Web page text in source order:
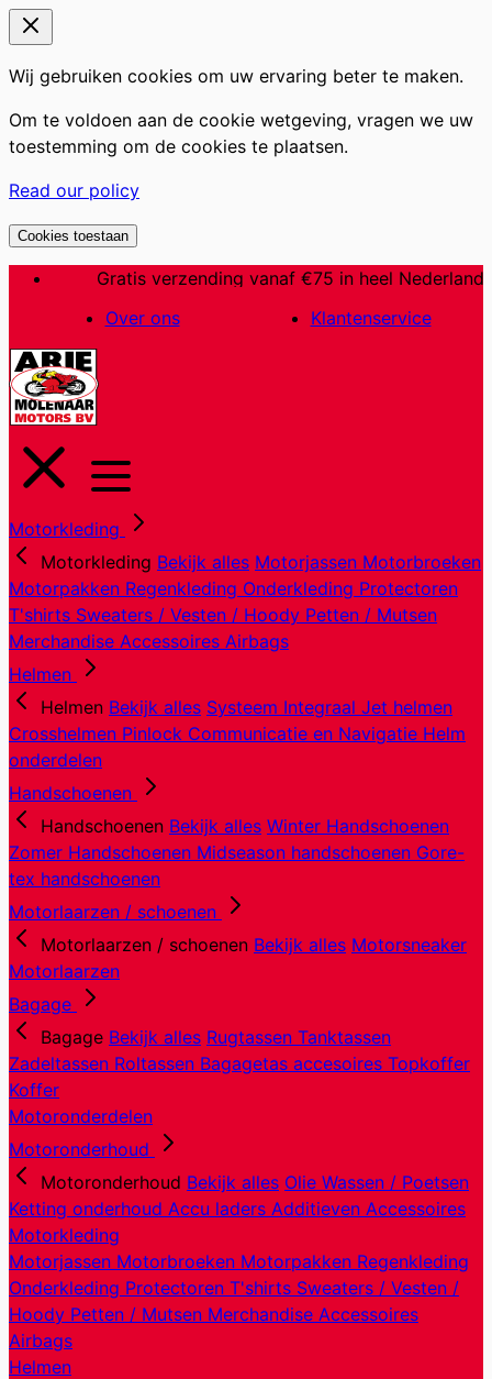
Wij gebruiken cookies om uw ervaring beter te maken.
Om te voldoen aan de cookie wetgeving, vragen we uw
toestemming om de cookies te plaatsen.
Read our policy
Cookies toestaan
inhoud
Gratis verzending vanaf €75 in heel Nederland
Over ons
Klantenservice
Motorkleding
Motorkleding Bekijk alles Motorjassen Motorbroeken
Motorpakken Regenkleding Onderkleding Protectoren
T'shirts Sweaters / Vesten / Hoody Petten / Mutsen
Merchandise Accessoires Airbags
Helmen
Helmen Bekijk alles Systeem Integraal Jet helmen
Crosshelmen Pinlock Communicatie en Navigatie Helm
onderdelen
Handschoenen
Handschoenen Bekijk alles Winter Handschoenen
Zomer Handschoenen Midseason handschoenen Gore-
tex handschoenen
Motorlaarzen / schoenen
Motorlaarzen / schoenen Bekijk alles Motorsneaker
Motorlaarzen
Bagage
Bagage Bekijk alles Rugtassen Tanktassen
Zadeltassen Roltassen Bagagetas accesoires Topkoffer
Koffer
Motoronderdelen
Motoronderhoud
Motoronderhoud Bekijk alles Olie Wassen / Poetsen
Ketting onderhoud Accu laders Additieven Accessoires
Motorkleding
Motorjassen Motorbroeken Motorpakken Regenkleding
Onderkleding Protectoren T'shirts Sweaters / Vesten /
Hoody Petten / Mutsen Merchandise Accessoires
Airbags
Helmen